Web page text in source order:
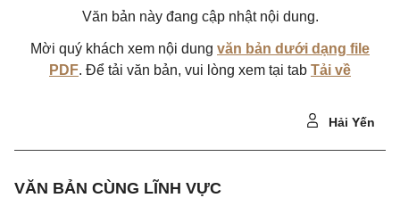
Văn bản này đang cập nhật nội dung.
Mời quý khách xem nội dung văn bản dưới dạng file
PDF. Để tải văn bản, vui lòng xem tại tab Tải về
Hải Yến
VĂN BẢN CÙNG LĨNH VỰC